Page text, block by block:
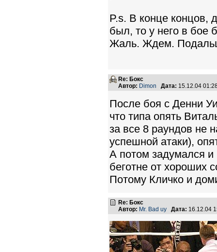
P.s. В конце концов,
был, то у него в
Жаль. Ждем.
Re: Бокс
Автор: Dimon Дата: 15.12.04
После боя с Денни
что типа опять
за все 8 раундов не
успешной атаки),
А потом задумался и
беготне от хороших
Потому Кличко и
Re: Бокс
Автор: Mr. Bad uy Дата: 16.12.04